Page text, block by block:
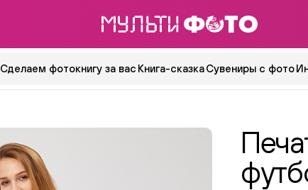
Сделаем фотокнигу за вас Книга-сказка Сувениры с фото